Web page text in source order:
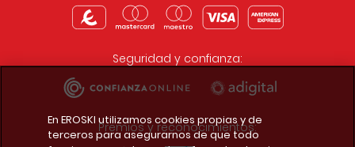
Seguridad y confianza:
Premios y reconocimientos:
En EROSKI utilizamos cookies propias y de
terceros para asegurarnos de que todo